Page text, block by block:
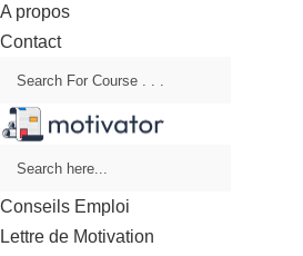
A propos
Contact
Conseils Emploi
Lettre de Motivation